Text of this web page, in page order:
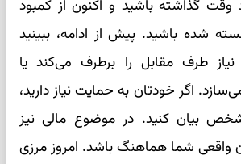
گذاشته باشید و اکنون از کمبود
شده باشید. پیش از ادامه، ببینید
طرف مقابل را برطرف می‌کند یا
اگر خودتان به حمایت نیاز دارید،
بیان کنید. در موضوع مالی نیز
واقعی شما هماهنگ باشد. امروز مرزی